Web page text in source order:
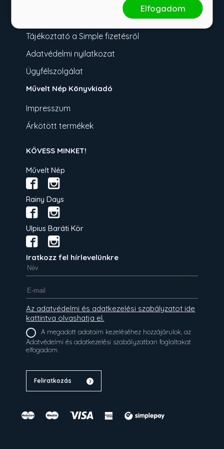
Tájékoztató a Simple fizetésről
Adatvédelmi nyilatkozat
Ügyfélszolgálat
Művelt Nép Könyvkiadó
Impresszum
Árkötött termékek
KÖVESS MINKET!
Művelt Nép
Rainy Days
Ulpius Baráti Kör
Iratkozz fel hírlevelünkre
Az adatvédelmi és adatkezelési szabályzatot ide
kattintva olvashatja el.
A megadott adataim kezeléséhez hozzájárulok, az
Adatvédelmi és adatkezelési szabályzatban foglaltakat
elfogadom.
Feliratkozás
Elfogadom